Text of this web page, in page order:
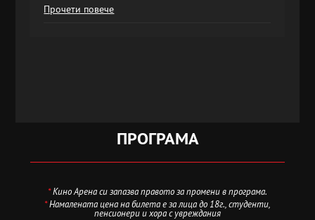
Прочети повече
ПРОГРАМА
*Кино Арена си запазва правото за промени в програма.
*Намалената цена на билета е за лица до 18г., студенти,
пенсионери и хора с увреждания